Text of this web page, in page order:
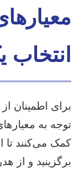
برای اطمینان
توجه به
کمک می‌کنند تا از
برگزینید و از